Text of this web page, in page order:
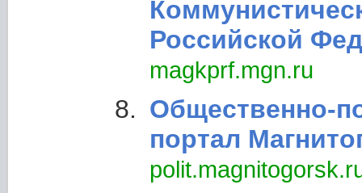
Российской
magkprf.mgn.ru
Общественно-
портал